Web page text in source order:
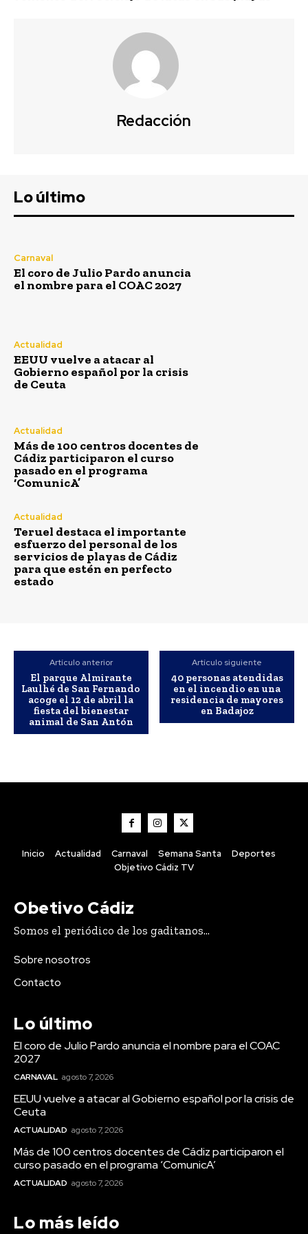
El coro de Julio Pardo anuncia el
nombre para el COAC 2027
del...
EEUU vuelve a atacar al Gobierno español por la crisis
de Ceuta
Más de 100 centros docentes de Cádiz participaron el
curso pasado en el programa ‘ComunicA’
Agosto 7, 2026
Teruel destaca el importante esfuerzo del personal
de los servicios de playas de Cádiz para que estén en
Agosto 7, 2026
Cádiz se suma un año más a la campaña de fomento del
reciclaje de latas en sus playas
Agosto 7, 2026
participaron el curso pasado en el
programa ‘ComunicA’
Un total de 109 centros educativos públicos de la provincia de
Cádiz participaron en el programa 'ComunicA' durante el pasado
curso escolar...
Teruel destaca el importante esfuerzo del personal
de los servicios de playas de Cádiz para que estén en
perfecto estado
Cádiz se suma un año más a la campaña de fomento del
reciclaje de latas en sus playas
Agosto 7, 2026
Festival Patrimonio Flamenco
Agosto 7, 2026
El Ayuntamiento de Cádiz aprueba el proyecto para 35
nuevas viviendas de alquiler social en Puntales
Carnaval
Redacción
Lo último
Carnaval
El coro de Julio Pardo anuncia
el nombre para el COAC 2027
Actualidad
EEUU vuelve a atacar al
Gobierno español por la crisis
de Ceuta
Actualidad
Más de 100 centros docentes de
Cádiz participaron el curso
pasado en el programa
‘ComunicA’
Actualidad
Teruel destaca el importante
esfuerzo del personal de los
servicios de playas de Cádiz
para que estén en perfecto
estado
Artículo anterior
El parque Almirante
Laulhé de San Fernando
acoge el 12 de abril la
fiesta del bienestar
animal de San Antón
Artículo siguiente
40 personas atendidas
en el incendio en una
residencia de mayores
en Badajoz
Inicio Actualidad Carnaval Semana Santa
Deportes
Objetivo Cádiz TV
Obetivo Cádiz
Somos el periódico de los gaditanos...
Sobre nosotros
Contacto
Lo último
El coro de Julio Pardo anuncia el nombre para el COAC
2027
CARNAVAL agosto 7, 2026
EEUU vuelve a atacar al Gobierno español por la crisis de
Ceuta
ACTUALIDAD agosto 7, 2026
Más de 100 centros docentes de Cádiz participaron el
curso pasado en el programa ‘ComunicA’
ACTUALIDAD agosto 7, 2026
Lo más leído